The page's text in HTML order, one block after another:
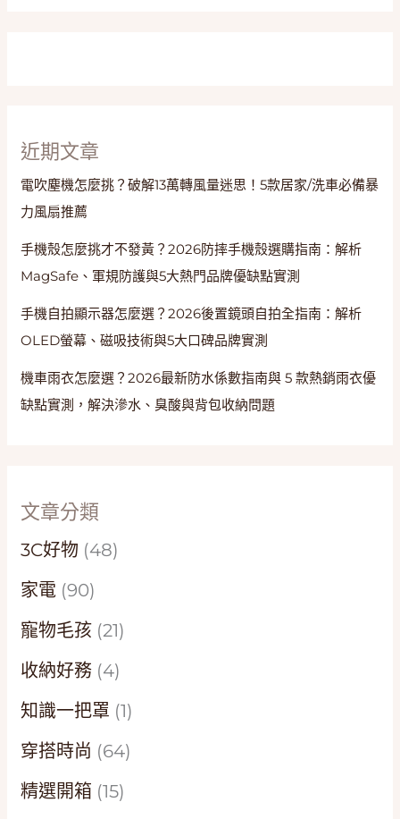
近期文章
電吹塵機怎麼挑？破解13萬轉風量迷思！5款居家/洗車必備暴
力風扇推薦
手機殼怎麼挑才不發黃？2026防摔手機殼選購指南：解析
MagSafe、軍規防護與5大熱門品牌優缺點實測
手機自拍顯示器怎麼選？2026後置鏡頭自拍全指南：解析
OLED螢幕、磁吸技術與5大口碑品牌實測
機車雨衣怎麼選？2026最新防水係數指南與 5 款熱銷雨衣優
缺點實測，解決滲水、臭酸與背包收納問題
文章分類
3C好物 (48)
家電 (90)
寵物毛孩 (21)
收納好務 (4)
知識一把罩 (1)
穿搭時尚 (64)
精選開箱 (15)